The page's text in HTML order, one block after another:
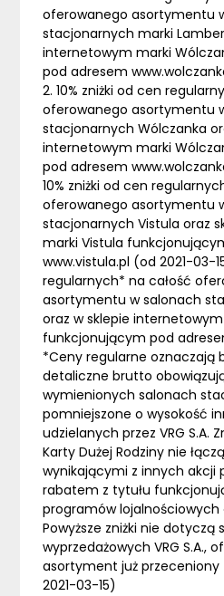
oferowanego asortymentu
stacjonarnych marki
internetowym marki
pod adresem
2. 10% zniżki od cen
oferowanego asortymentu
stacjonarnych Wólczanka
internetowym marki
pod adresem
10% zniżki od cen
oferowanego asortymentu
stacjonarnych Vistula oraz
marki Vistula
www.vistula.pl (od 2021-03-
regularnych* na całość
asortymentu w salonach
oraz w sklepie
funkcjonującym pod
*Ceny regularne oznaczają
detaliczne brutto
wymienionych salonach
pomniejszone o wysokość
udzielanych przez VRG S.A.
Karty Dużej Rodziny nie
wynikającymi z innych akcji
rabatem z tytułu
programów lojalnościowych
Powyższe zniżki nie dotyczą
wyprzedażowych VRG S.A.,
asortyment już
2021-03-15)